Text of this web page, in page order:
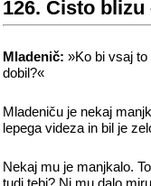
126. Čisto
Mladenič: »Ko bi vsaj
dobil?«
Mladeniču je nekaj
lepega videza in bil je
Nekaj mu je manjkalo.
tudi tebi? Ni mu dalo